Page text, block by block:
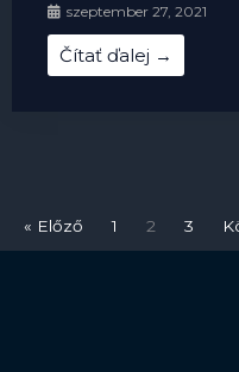
szeptember 27, 2021
Čítať ďalej →
« Előző 1 2 3